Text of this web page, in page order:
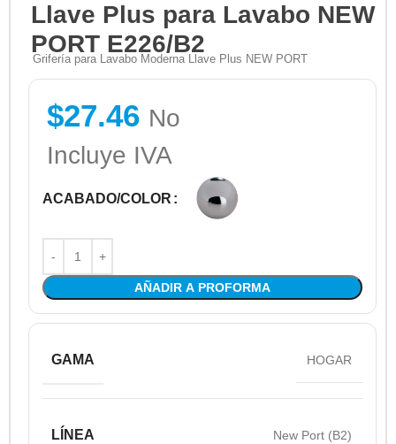
Llave Plus para Lavabo NEW
PORT E226/B2
Grifería para Lavabo Moderna Llave Plus NEW PORT
$27.46 No
Incluye IVA
ACABADO/COLOR
AÑADIR A PROFORMA
GAMA HOGAR
LÍNEA New Port (B2)